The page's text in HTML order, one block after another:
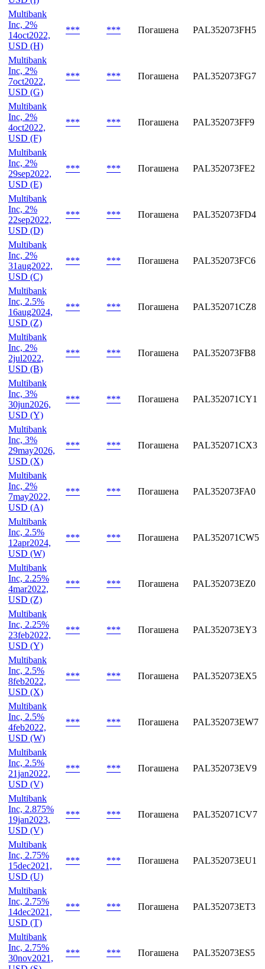
Multibank
Inc, 2%
26oct2022,
USD (I)
*** *** Погашена PAL352073FI3
Multibank
Inc, 2%
14oct2022,
USD (H)
*** *** Погашена PAL352073FH5
Multibank
Inc, 2%
7oct2022,
USD (G)
*** *** Погашена PAL352073FG7
Multibank
Inc, 2%
4oct2022,
USD (F)
*** *** Погашена PAL352073FF9
Multibank
Inc, 2%
29sep2022,
USD (E)
*** *** Погашена PAL352073FE2
Multibank
Inc, 2%
22sep2022,
USD (D)
*** *** Погашена PAL352073FD4
Multibank
Inc, 2%
31aug2022,
USD (C)
*** *** Погашена PAL352073FC6
Multibank
Inc, 2.5%
16aug2024,
USD (Z)
*** *** Погашена PAL352071CZ8
Multibank
Inc, 2%
2jul2022,
USD (B)
*** *** Погашена PAL352073FB8
Multibank
Inc, 3%
30jun2026,
USD (Y)
*** *** Погашена PAL352071CY1
Multibank
Inc, 3%
29may2026,
USD (X)
*** *** Погашена PAL352071CX3
Multibank
Inc, 2%
7may2022,
USD (A)
*** *** Погашена PAL352073FA0
Multibank
Inc, 2.5%
12apr2024,
USD (W)
*** *** Погашена PAL352071CW5
Multibank
Inc, 2.25%
4mar2022,
USD (Z)
*** *** Погашена PAL352073EZ0
Multibank
Inc, 2.25%
23feb2022,
USD (Y)
*** *** Погашена PAL352073EY3
Multibank
Inc, 2.5%
8feb2022,
USD (X)
*** *** Погашена PAL352073EX5
Multibank
Inc, 2.5%
4feb2022,
USD (W)
*** *** Погашена PAL352073EW7
Multibank
Inc, 2.5%
21jan2022,
USD (V)
*** *** Погашена PAL352073EV9
Multibank
Inc, 2.875%
19jan2023,
USD (V)
*** *** Погашена PAL352071CV7
Multibank
Inc, 2.75%
15dec2021,
USD (U)
*** *** Погашена PAL352073EU1
Multibank
Inc, 2.75%
14dec2021,
USD (T)
*** *** Погашена PAL352073ET3